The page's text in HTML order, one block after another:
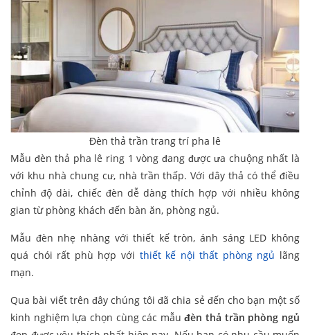
Đèn thả trần trang trí pha lê
Mẫu đèn thả pha lê ring 1 vòng đang được ưa chuộng nhất là
với khu nhà chung cư, nhà trần thấp. Với dây thả có thể điều
chỉnh độ dài, chiếc đèn dễ dàng thích hợp với nhiều không
gian từ phòng khách đến bàn ăn, phòng ngủ.
Mẫu đèn nhẹ nhàng với thiết kế tròn, ánh sáng LED không
quá chói rất phù hợp với thiết kế nội thất phòng ngủ lãng
mạn.
Qua bài viết trên đây chúng tôi đã chia sẻ đến cho bạn một số
kinh nghiệm lựa chọn cùng các mẫuđèn thả trần phòng ngủ